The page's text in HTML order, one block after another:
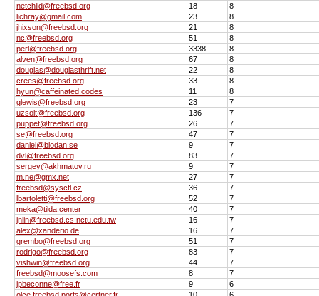
netchild@freebsd.org
18
8
lichray@gmail.com
23
8
jhixson@freebsd.org
21
8
nc@freebsd.org
51
8
perl@freebsd.org
3338
8
alven@freebsd.org
67
8
douglas@douglasthrift.net
22
8
crees@freebsd.org
33
8
hyun@caffeinated.codes
11
8
glewis@freebsd.org
23
7
uzsolt@freebsd.org
136
7
puppet@freebsd.org
26
7
se@freebsd.org
47
7
daniel@blodan.se
9
7
dvl@freebsd.org
83
7
sergey@akhmatov.ru
9
7
m.ne@gmx.net
27
7
freebsd@sysctl.cz
36
7
lbartoletti@freebsd.org
52
7
meka@tilda.center
40
7
jnlin@freebsd.cs.nctu.edu.tw
16
7
alex@xanderio.de
16
7
grembo@freebsd.org
51
7
rodrigo@freebsd.org
83
7
vishwin@freebsd.org
44
7
freebsd@moosefs.com
8
7
jpbeconne@free.fr
9
6